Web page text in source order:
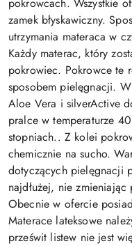
zamek błyskawiczny.
utrzymania materaca w
Każdy materac, który
pokrowiec. Pokrowce te
sposobem pielęgnacji.
Aloe Vera i silverActive
pralce w temperaturze
stopniach.. Z kolei
chemicznie na sucho.
dotyczących pielęgnacji
najdłużej, nie zmieniając
Obecnie w ofercie
Materace lateksowe
prześwit listew nie jest